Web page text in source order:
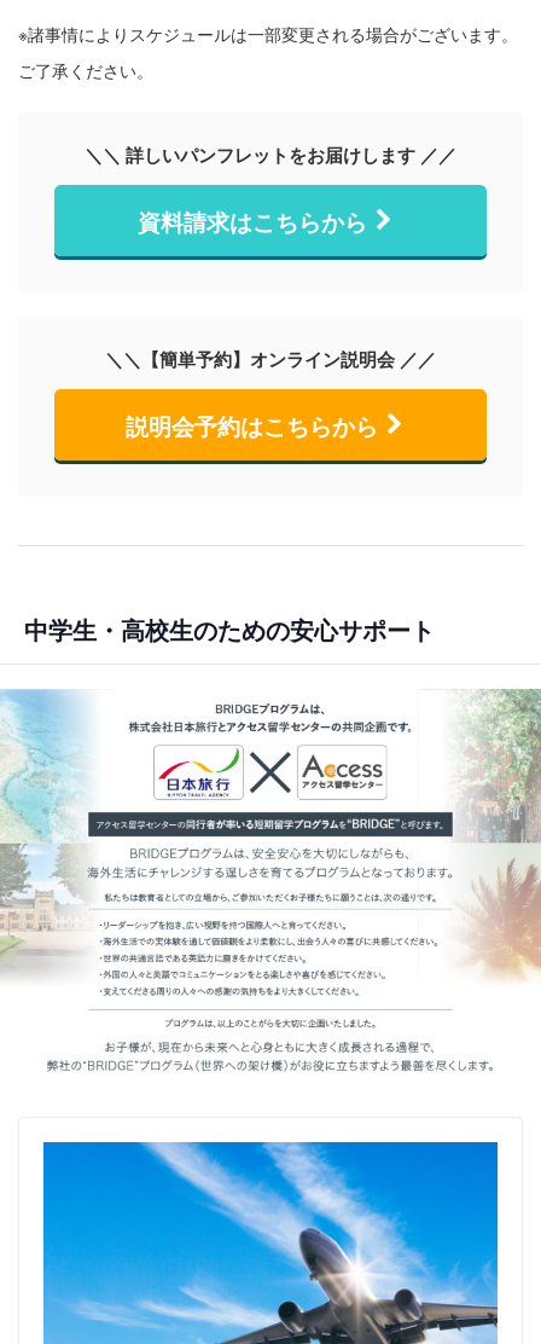
※諸事情によりスケジュールは一部変更される場合がございます。
ご了承ください。
＼＼ 詳しいパンフレットをお届けします ／／
資料請求はこちらから
＼＼【簡単予約】オンライン説明会 ／／
説明会予約はこちらから
中学生・高校生のための安心サポート